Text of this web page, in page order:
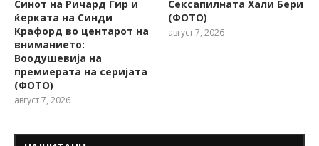
Синот на Ричард Гир и
ќерката на Синди
Крафорд во центарот на
вниманието:
Воодушевија на
премиерата на серијата
(ФОТО)
август 7, 2026
Сексапилната Хали Бери
(ФОТО)
август 7, 2026